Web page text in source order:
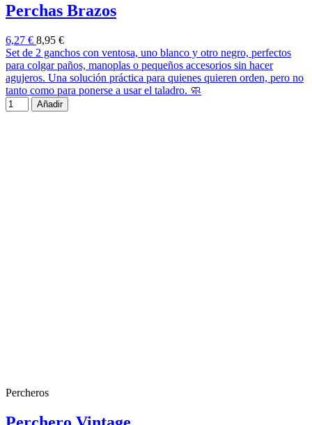
Perchas Brazos
6,27 € 8,95 €
Set de 2 ganchos con ventosa, uno blanco y otro negro, perfectos
para colgar paños, manoplas o pequeños accesorios sin hacer
agujeros. Una solución práctica para quienes quieren orden, pero no
tanto como para ponerse a usar el taladro. 🧼
Añadir
Percheros